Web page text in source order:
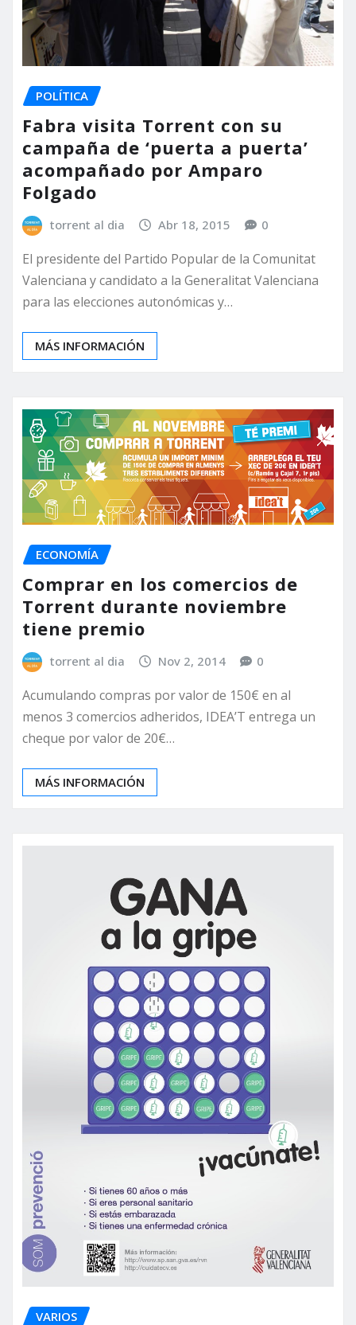
POLÍTICA
Fabra visita Torrent con su
campaña de ‘puerta a puerta’
acompañado por Amparo
Folgado
torrent al dia Abr 18, 2015 0
El presidente del Partido Popular de la Comunitat
Valenciana y candidato a la Generalitat Valenciana
para las elecciones autonómicas y…
MÁS INFORMACIÓN
ECONOMÍA
Comprar en los comercios de
Torrent durante noviembre
tiene premio
torrent al dia Nov 2, 2014 0
Acumulando compras por valor de 150€ en al
menos 3 comercios adheridos, IDEA’T entrega un
cheque por valor de 20€…
MÁS INFORMACIÓN
VARIOS